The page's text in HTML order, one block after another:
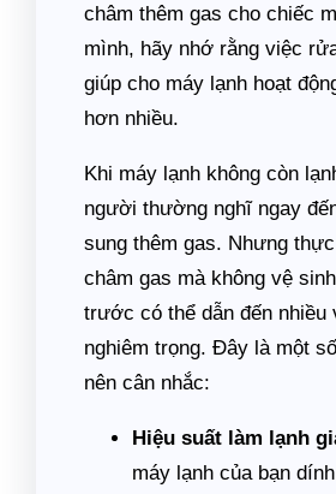
châm thêm gas cho chiếc
mình, hãy nhớ rằng việc
giúp cho máy lạnh hoạt
hơn nhiều.
Khi máy lạnh không còn
người thường nghĩ ngay
sung thêm gas. Nhưng
châm gas mà không vệ
trước có thể dẫn đến nhiều
nghiêm trọng. Đây là một
nên cân nhắc:
Hiệu suất làm lạnh
máy lạnh của bạn